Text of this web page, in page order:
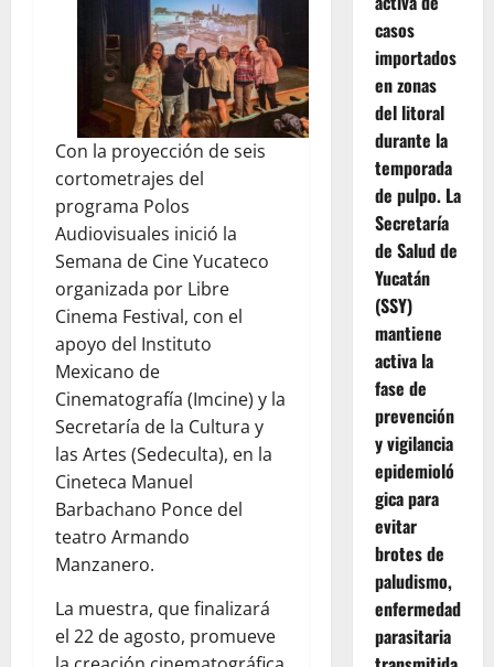
Con la proyección de seis
cortometrajes del
programa Polos
Audiovisuales inició la
Semana de Cine Yucateco
organizada por Libre
Cinema Festival, con el
apoyo del Instituto
Mexicano de
Cinematografía (Imcine) y la
Secretaría de la Cultura y
las Artes (Sedeculta), en la
Cineteca Manuel
Barbachano Ponce del
teatro Armando
Manzanero.
La muestra, que finalizará
el 22 de agosto, promueve
casos
importados
en zonas
del litoral
durante la
temporada
de pulpo. La
Secretaría
de Salud de
Yucatán
(SSY)
mantiene
activa la
fase de
prevención
y vigilancia
epidemioló
gica para
evitar
brotes de
paludismo,
enfermedad
parasitaria